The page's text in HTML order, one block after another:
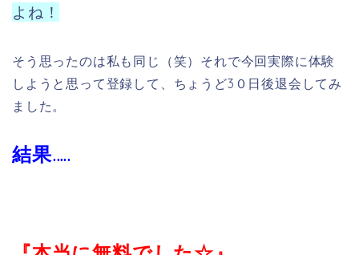
て、必要ないと思ったならば解約していただき、良い
と思ったならば使い続けてもらえばいいという太っ腹
な対応をしています。
ですので30日間の無料期間内に解約しても良いので
もっと詳しく知りたい方は公式ホームページを御覧く